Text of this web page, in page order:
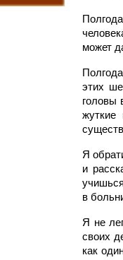
может
этих
головы
жуткие
Я
и
в
Я не
своих
как